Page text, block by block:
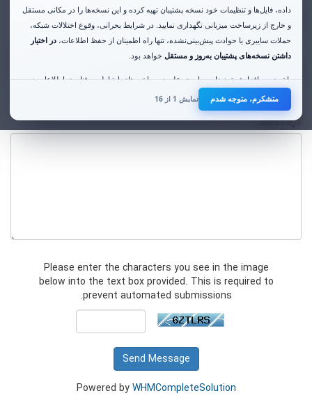
داده، فایل‌ها و تنظیمات خود نسخه پشتیبان تهیه کرده و این نسخه‌ها را در مکانی مستقل
و خارج از زیرساخت میزبانی نگهداری نمایید. در شرایط بحرانی، وقوع اختلالات شبکه،
حملات سایبری یا حوادث پیش‌بینی‌نشده، تنها راه اطمینان از حفظ اطلاعات،در اختیار
داشتن نسخه‌های پشتیبان به‌روز و مستقل خواهد بود.
با توجه به افزایش تهدیدات سایبری علیه زیرساخت‌های ارتباطی و فناوری اطلاعات در
ماه‌های اخیر، رعایت این موضوع برای تمامی صاحبان کسب‌وکارهای آنلاین ضروری
است.
از همکاری و توجه شما صمیمانه سپاسگزاریم.
متشکرم، متوجه شدم نمایش 1 از 16
Email Address
Message
Please enter the characters you see in the image
below into the text box provided. This is required to
prevent automated submissions.
Send Message
Powered byWHMCompleteSolution